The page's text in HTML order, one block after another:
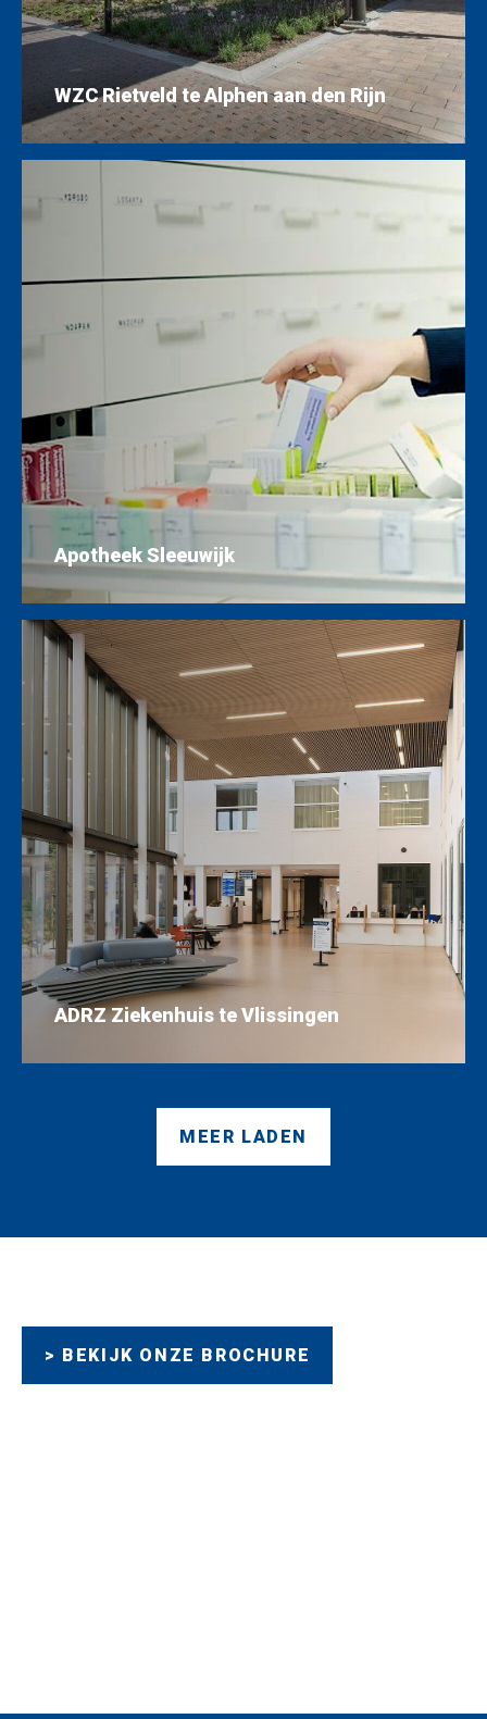
WZC Rietveld te Alphen aan den Rijn
Apotheek Sleeuwijk
ADRZ Ziekenhuis te Vlissingen
MEER LADEN
> BEKIJK ONZE BROCHURE